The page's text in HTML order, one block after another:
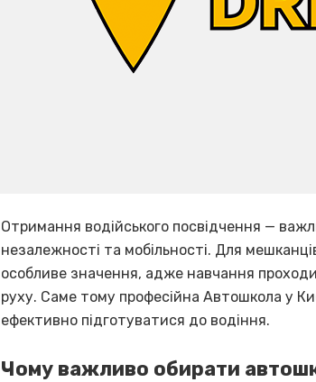
Отримання водійського посвідчення —
незалежності та мобільності. Для
особливе значення, адже навчання
руху. Саме тому професійна Автошкола у
ефективно підготуватися до водіння.
Чому важливо обирати